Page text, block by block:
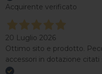
Acquirente verificato
20 Luglio 2026
Ottimo sito e prodotto.
accessori in dotazione citati